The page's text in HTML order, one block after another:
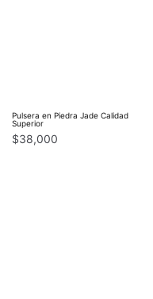
Pulsera en Piedra Jade Calidad
Superior
$38,000